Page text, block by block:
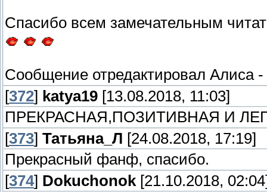
Спасибо всем замечательным
Сообщение отредактировал Алиса-
[372] katya19 [13.08.2018, 11:03]
ПРЕКРАСНАЯ,ПОЗИТИВНАЯ И
[373] Татьяна_Л [24.08.2018, 17:19]
Прекрасный фанф, спасибо.
[374] Dokuchonok [21.10.2018,